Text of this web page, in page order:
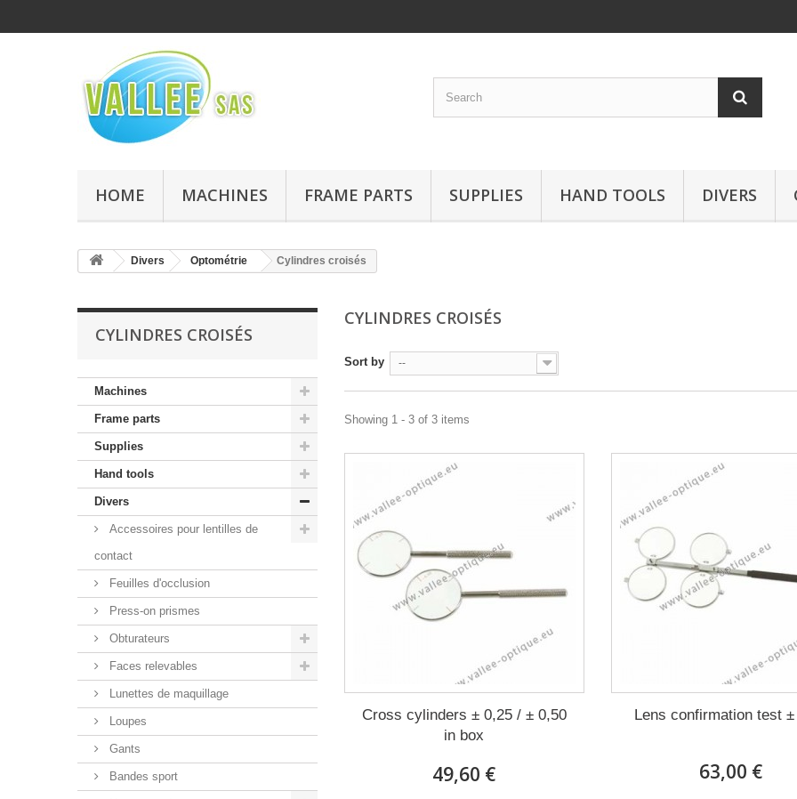
HOME MACHINES FRAME PARTS SUPPLIES HAND TOOLS DIVERS
Divers Optométrie Cylindres croisés
CYLINDRES CROISÉS
Machines
Frame parts
Supplies
Hand tools
Divers
Accessoires pour lentilles de
contact
Feuilles d'occlusion
Press-on prismes
Obturateurs
Faces relevables
Lunettes de maquillage
Loupes
Gants
Bandes sport
CYLINDRES CROISÉS
Sort by --
Showing 1 - 3 of 3 items
Cross cylinders ± 0,25 / ± 0,50
in box
49,60 €
Lens confirmation test
63,00 €